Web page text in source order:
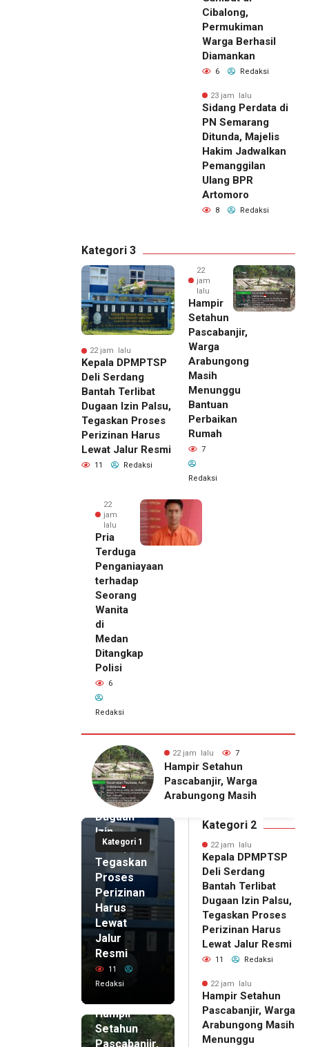
Cibalong,
Permukiman
Warga Berhasil
Diamankan
6 Redaksi
23 jam lalu
Sidang Perdata di
PN Semarang
Ditunda, Majelis
Hakim Jadwalkan
Pemanggilan
Ulang BPR
Artomoro
8 Redaksi
Kategori 3
22 jam lalu
Kepala DPMPTSP
Deli Serdang
Bantah Terlibat
Dugaan Izin Palsu,
Tegaskan Proses
Perizinan Harus
Lewat Jalur Resmi
11 Redaksi
22
jam
lalu
Hampir
Setahun
Pascabanjir,
Warga
Arabungong
Masih
Menunggu
Bantuan
Perbaikan
Rumah
7
Redaksi
22
jam
lalu
Pria
Terduga
Penganiayaan
terhadap
Seorang
Wanita
di
Medan
Ditangkap
Polisi
6
Redaksi
22 jam lalu 6
Pria Terduga
Penganiayaan terhadap
Seorang Wanita di
Kategori 1
22 jam lalu
Deli
Serdang
Bantah
Terlibat
Dugaan
Izin
Palsu,
Tegaskan
Proses
Perizinan
Harus
Lewat
Jalur
Resmi
11
Redaksi
Hampir
Setahun
Pascabanjir,
Kategori 2
22 jam lalu
Kepala DPMPTSP
Deli Serdang
Bantah Terlibat
Dugaan Izin Palsu,
Tegaskan Proses
Perizinan Harus
Lewat Jalur Resmi
11 Redaksi
22 jam lalu
Hampir Setahun
Pascabanjir, Warga
Arabungong Masih
Menunggu